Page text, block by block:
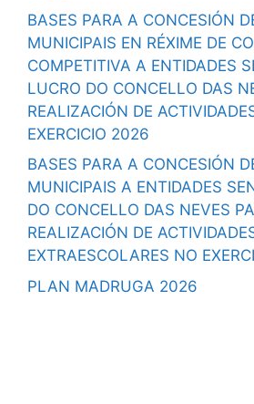
BASES PARA A CONCESIÓN
MUNICIPAIS EN RÉXIME DE
COMPETITIVA A ENTIDADES
LUCRO DO CONCELLO DAS
REALIZACIÓN DE
EXERCICIO 2026
BASES PARA A CONCESIÓN
MUNICIPAIS A ENTIDADES
DO CONCELLO DAS NEVES
REALIZACIÓN DE
EXTRAESCOLARES NO
PLAN MADRUGA 2026